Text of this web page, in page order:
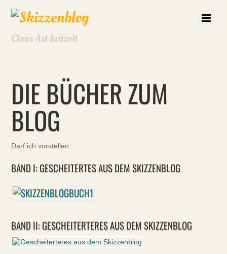
Claus Ast kritzelt
DIE BÜCHER ZUM
BLOG
Darf ich vorstellen:
BAND I: GESCHEITERTES AUS DEM SKIZZENBLOG
BAND II: GESCHEITERTERES AUS DEM SKIZZENBLOG